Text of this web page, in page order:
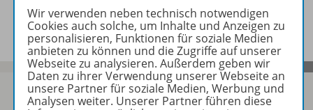
Beschreibung
Wir verwenden neben technisch notwendigen
Cookies auch solche, um Inhalte und Anzeigen zu
personalisieren, Funktionen für soziale Medien
anbieten zu können und die Zugriffe auf unserer
Webseite zu analysieren. Außerdem geben wir
Daten zu ihrer Verwendung unserer Webseite an
unsere Partner für soziale Medien, Werbung und
Analysen weiter. Unserer Partner führen diese